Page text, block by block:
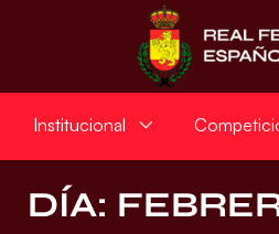
Institucional
DÍA: